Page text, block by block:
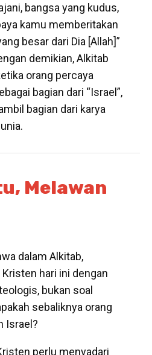
bangsa yang kudus,
kamu memberitakan
besar dari Dia [Allah]”
demikian, Alkitab
orang percaya
bagian dari “Israel”,
bagian dari karya
Melawan
dalam Alkitab,
hari ini dengan
bukan soal
sebaliknya orang
Israel?
perlu menyadari